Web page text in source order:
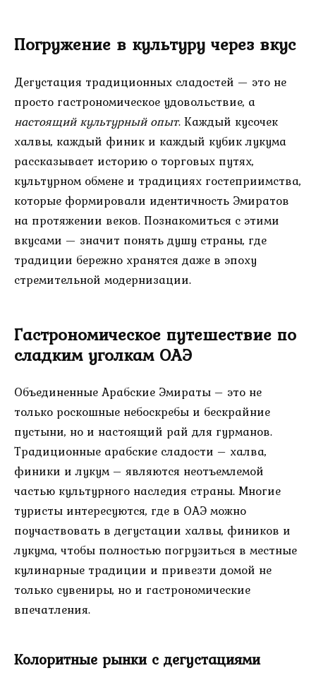
Погружение в культуру через вкус
Дегустация традиционных сладостей — это не
просто гастрономическое удовольствие, а
настоящий культурный опыт. Каждый кусочек
халвы, каждый финик и каждый кубик лукума
рассказывает историю о торговых путях,
культурном обмене и традициях гостеприимства,
которые формировали идентичность Эмиратов
на протяжении веков. Познакомиться с этими
вкусами — значит понять душу страны, где
традиции бережно хранятся даже в эпоху
стремительной модернизации.
Гастрономическое путешествие по
сладким уголкам ОАЭ
Объединенные Арабские Эмираты – это не
только роскошные небоскребы и бескрайние
пустыни, но и настоящий рай для гурманов.
Традиционные арабские сладости – халва,
финики и лукум – являются неотъемлемой
частью культурного наследия страны. Многие
туристы интересуются, где в ОАЭ можно
поучаствовать в дегустации халвы, фиников и
лукума, чтобы полностью погрузиться в местные
кулинарные традиции и привезти домой не
только сувениры, но и гастрономические
впечатления.
Колоритные рынки с дегустациями